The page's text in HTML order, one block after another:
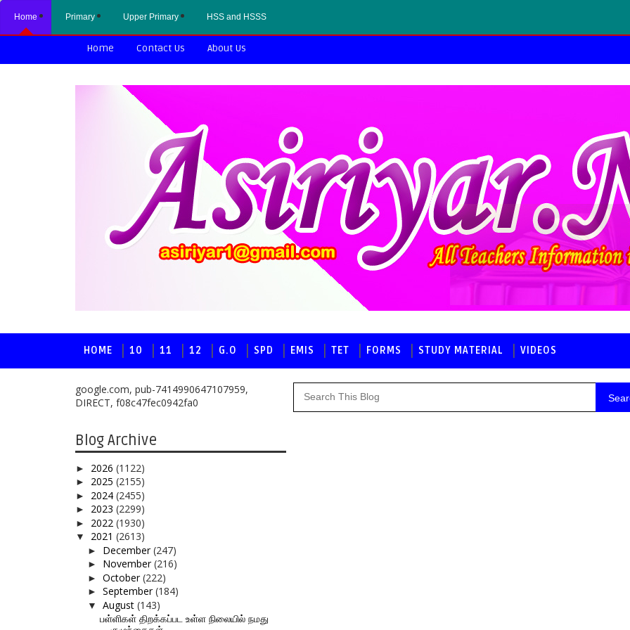
Home Primary Upper Primary HSS and HSSS
Home Contact Us About Us
HOME 10 11 12 G.O SPD EMIS TET FORMS STUDY MATERIAL VIDEOS
google.com, pub-7414990647107959,
DIRECT, f08c47fec0942fa0
Blog Archive
► 2026 (1122)
► 2025 (2155)
► 2024 (2455)
► 2023 (2299)
► 2022 (1930)
▼ 2021 (2613)
► December(247)
► November(216)
► October(222)
► September(184)
▼ August (143)
பள்ளிகள் திறக்கப்பட உள்ள நிலையில் நமது